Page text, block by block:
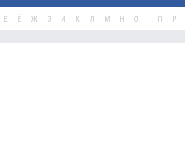
Е Ё Ж З И К Л М Н О П Р